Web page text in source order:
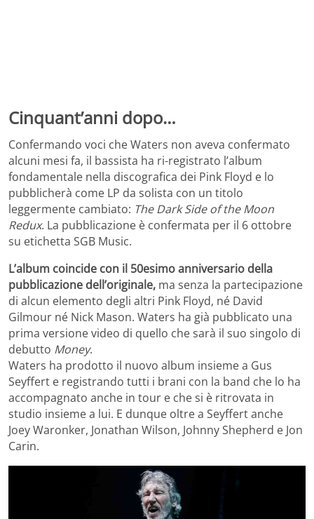
Cinquant’anni dopo…
Confermando voci che Waters non aveva confermato
alcuni mesi fa, il bassista ha ri-registrato l’album
fondamentale nella discografica dei Pink Floyd e lo
pubblicherà come LP da solista con un titolo
leggermente cambiato: The Dark Side of the Moon
Redux. La pubblicazione è confermata per il 6 ottobre
su etichetta SGB Music.
L’album coincide con il 50esimo anniversario della
pubblicazione dell’originale, ma senza la partecipazione
di alcun elemento degli altri Pink Floyd, né David
Gilmour né Nick Mason. Waters ha già pubblicato una
prima versione video di quello che sarà il suo singolo di
debutto Money.
Waters ha prodotto il nuovo album insieme a Gus
Seyffert e registrando tutti i brani con la band che lo ha
accompagnato anche in tour e che si è ritrovata in
studio insieme a lui. E dunque oltre a Seyffert anche
Joey Waronker, Jonathan Wilson, Johnny Shepherd e Jon
Carin.